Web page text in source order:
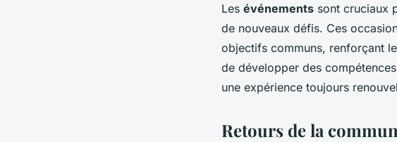
Les événements sont cruciaux
de nouveaux défis. Ces
objectifs communs, renforçant
de développer des
une expérience toujours
Retours de la